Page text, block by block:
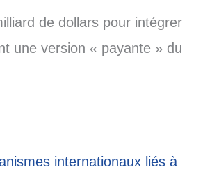
de dollars pour intégrer
une version « payante » du
internationaux liés à